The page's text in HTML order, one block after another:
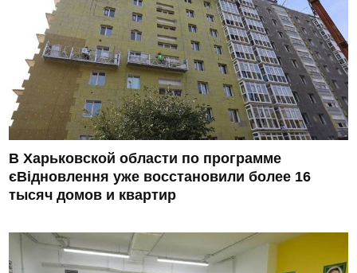
В Харьковской области по программе
єВідновлення уже восстановили более 16
тысяч домов и квартир